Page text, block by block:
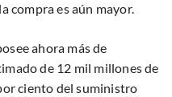
compra es aún mayor.
ahora más de
de 12 mil millones de
ciento del suministro